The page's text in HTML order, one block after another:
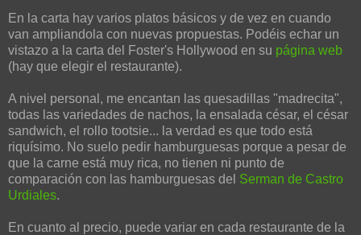
En la carta hay varios platos básicos y de vez en cuando
van ampliandola con nuevas propuestas. Podéis echar un
vistazo a la carta del Foster's Hollywood en su página web
(hay que elegir el restaurante).
A nivel personal, me encantan las quesadillas "madrecita",
todas las variedades de nachos, la ensalada césar, el césar
sandwich, el rollo tootsie... la verdad es que todo está
riquísimo. No suelo pedir hamburguesas porque a pesar de
que la carne está muy rica, no tienen ni punto de
comparación con las hamburguesas del Serman de Castro
Urdiales.
En cuanto al precio, puede variar en cada restaurante de la